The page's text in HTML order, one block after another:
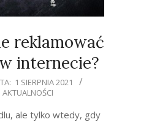
reklamować
internecie?
1 SIERPNIA 2021
AKTUALNOŚCI
ale tylko wtedy, gdy